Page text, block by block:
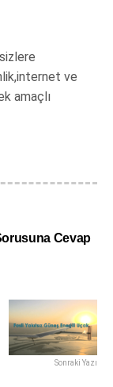
ve
amaçlı
Cevap
Sonraki Yazı